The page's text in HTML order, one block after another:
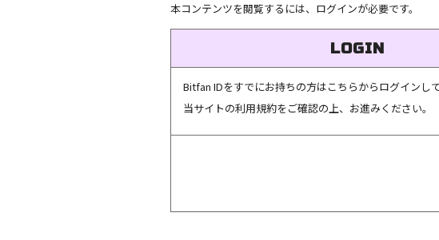
本コンテンツを閲覧するには、ログインが必要です。
LOGIN
Bitfan IDをすでにお持ちの方はこちらからログインし
当サイトの利用規約をご確認の上、お進みください。